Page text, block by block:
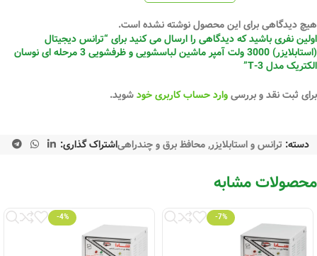
هیچ دیدگاهی برای این محصول نوشته نشده است.
اولین نفری باشید که دیدگاهی را ارسال می کنید برای “ترانس دیجیتال
(استابلایزر) 3000 ولت آمپر ماشین لباسشویی و ظرفشویی 3 مرحله ای نوسان
الکتریک مدل T-3”
برای ثبت نقد و بررسیوارد حساب کاربری خودشوید.
دسته: ترانس و استابلایزر,محافظ برق و چندراهیاشتراک گذاری:
محصولات مشابه
-7%
-4%